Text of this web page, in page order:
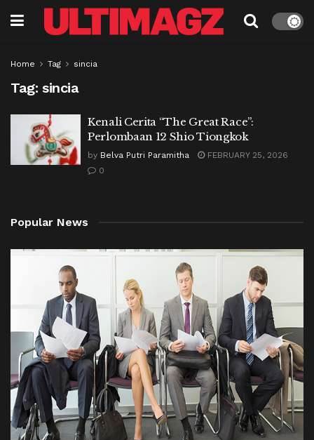
Home Tag sincia
Tag: sincia
Kenali Cerita “The Great Race”:
Perlombaan 12 Shio Tiongkok
by Belva Putri Paramitha
FEBRUARY 25, 2026
0
Popular News